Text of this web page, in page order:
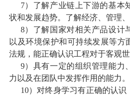
7）了解产业链上下游的基本
状和发展趋势。了解经济、管理
8）了解国家对相关产品设计
以及环境保护和可持续发展等方
法规，能正确认识工程对于客观世
9）具有一定的组织管理能力
力以及在团队中发挥作用的能力。
10）对终身学习有正确的认